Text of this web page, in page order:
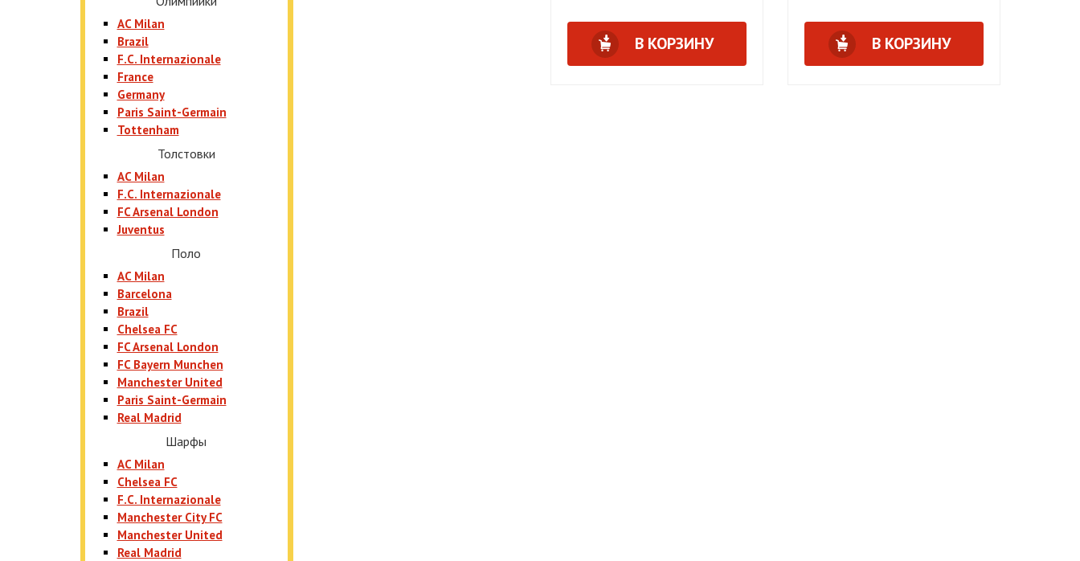
AC Milan
Brazil
F.C. Internazionale
France
Germany
Paris Saint-Germain
Tottenham
Толстовки
AC Milan
F.C. Internazionale
FC Arsenal London
Juventus
Поло
AC Milan
Barcelona
Brazil
Chelsea FC
FC Arsenal London
FC Bayern Munchen
Manchester United
Paris Saint-Germain
Real Madrid
Шарфы
AC Milan
Chelsea FC
F.C. Internazionale
Manchester City FC
Manchester United
Real Madrid
В КОРЗИНУ В КОРЗИНУ